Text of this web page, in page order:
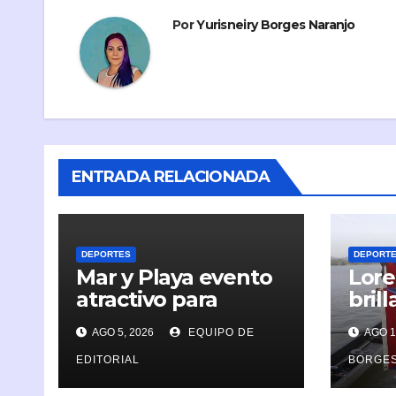
PorYurisneiry Borges Naranjo
ENTRADA RELACIONADA
DEPORTES
Mar y Playa evento
atractivo para
agosto en
Caimanera
AGO 5, 2026 EQUIPO DE
EDITORIAL
del
AGO